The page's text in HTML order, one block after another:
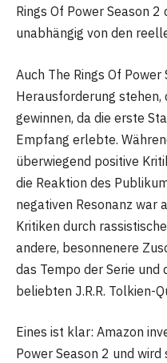
Rings Of Power Season
unabhängig von den
Auch The Rings Of
Herausforderung stehen,
gewinnen, da die erste
Empfang erlebte.
überwiegend positive
die Reaktion des
negativen Resonanz war
Kritiken durch
andere, besonnenere
das Tempo der Serie und
beliebten J.R.R. Tolkien-
Eines ist klar: Amazon
Power Season 2 und